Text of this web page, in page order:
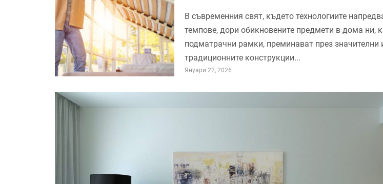
В съвременния свят, където технологиите
темпове, дори обикновените предмети в дома ни,
подматрачни рамки, преминават през значителни
традиционните конструкции...
Януари 22, 2026